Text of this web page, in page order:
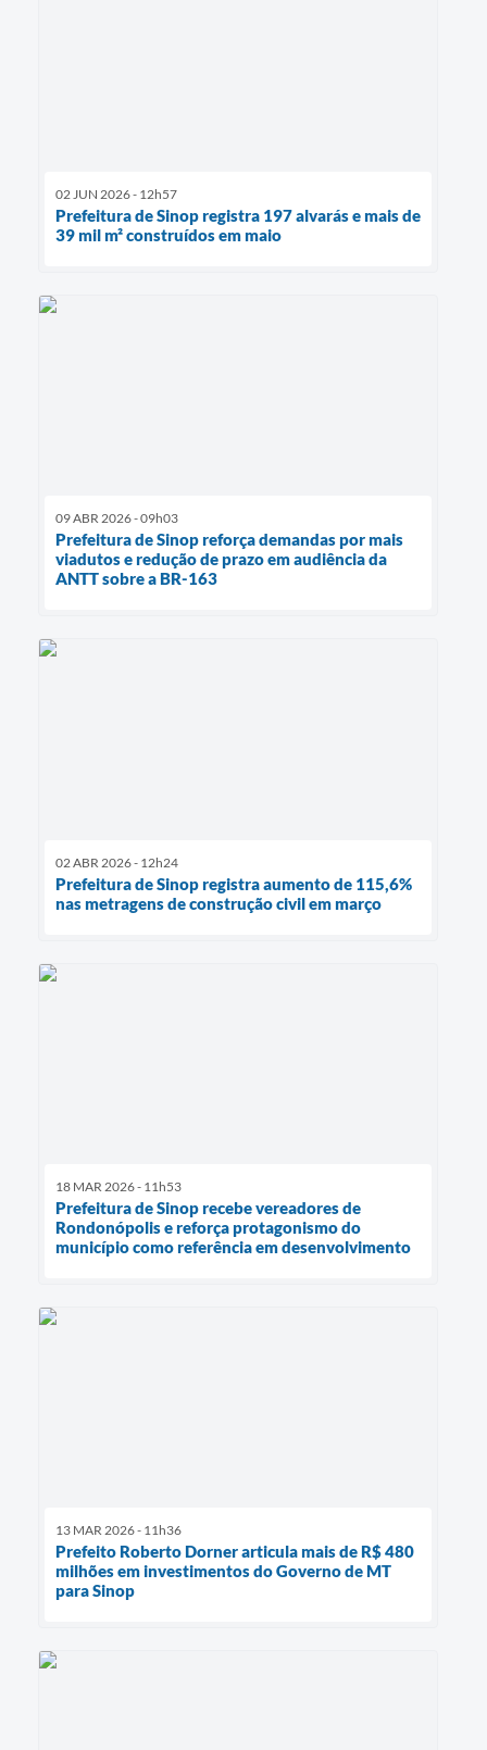
02 JUN 2026 - 12h57
Prefeitura de Sinop registra 197 alvarás e mais de
39 mil m² construídos em maio
09 ABR 2026 - 09h03
Prefeitura de Sinop reforça demandas por mais
viadutos e redução de prazo em audiência da
ANTT sobre a BR-163
02 ABR 2026 - 12h24
Prefeitura de Sinop registra aumento de 115,6%
nas metragens de construção civil em março
18 MAR 2026 - 11h53
Prefeitura de Sinop recebe vereadores de
Rondonópolis e reforça protagonismo do
município como referência em desenvolvimento
13 MAR 2026 - 11h36
Prefeito Roberto Dorner articula mais de R$ 480
milhões em investimentos do Governo de MT
para Sinop